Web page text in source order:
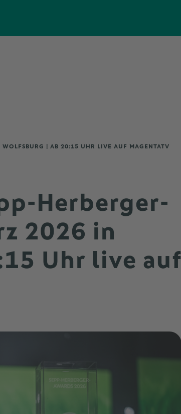
| AB 20:15 UHR LIVE AUF MAGENTATV
Herberger-
2026 in
Uhr live auf